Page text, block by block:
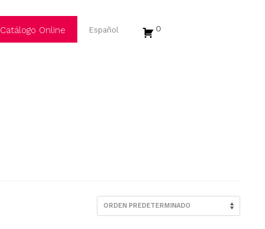
Catálogo Online 0